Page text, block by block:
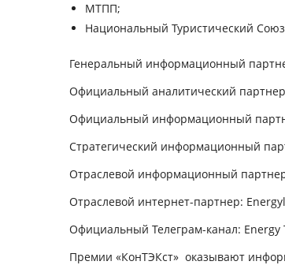
МТПП;
Национальный Туристический Союз
Генеральный информационный
Официальный аналитический партнер
Официальный информационный
Стратегический информационный
Отраслевой информационный
Отраслевой интернет-партнер:
Официальный Телеграм-канал: Energy
Премии «КонТЭКст» оказывают